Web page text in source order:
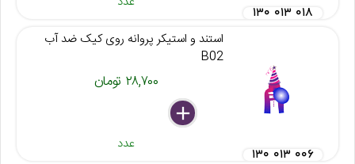
۱۳۰ ۰۱۳ ۰۱۸
استند و استیکر پروانه روی کیک ضد آب
B02
۲۸,۷۰۰ تومان
delete
remove
add
عدد
۱۳۰ ۰۱۳ ۰۰۶